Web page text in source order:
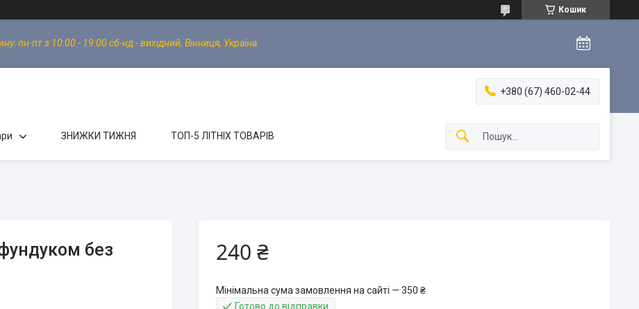
Кошик
пн-пт з 10:00 - 19:00 сб-нд - вихідний, Вінниця, Україна
+380 (67) 460-02-44
ЗНИЖКИ ТИЖНЯ ТОП-5 ЛІТНІХ ТОВАРІВ
без
240 ₴
Мінімальна сума замовлення на сайті — 350 ₴
Готово до відправки